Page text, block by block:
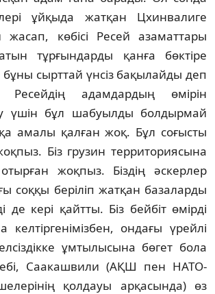
ұйқыда жатқан Цхинвалиге
көбiсi Ресей азаматтары
тұрғындарды қанға бөктiре
бұны сырттай үнсiз бақылайды деп
адамдардың өмiрiн
үшiн бұл шабуылды болдырмай
амалы қалған жоқ. Бұл соғысты
Бiз грузин территориясына
жоқпыз. Бiздiң әскерлер
соққы берiлiп жатқан базаларды
керi қайтты. Бiз бейбiт өмiрдi
келтiргенiмiзбен, ондағы үрейлi
ұмтылысына бөгет бола
Саакашвили (АҚШ пен НАТО-
қолдауы арқасында) өз